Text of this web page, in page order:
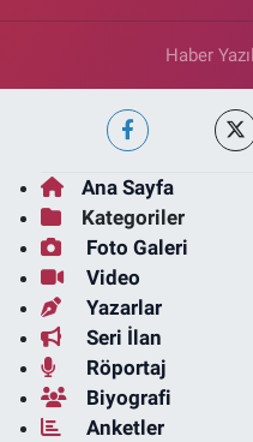
Haber
Ana Sayfa
Kategoriler
Foto Galeri
Video
Yazarlar
Seri İlan
Röportaj
Biyografi
Anketler